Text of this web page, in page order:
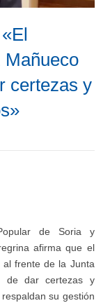
Mañueco
certezas y
de Soria y
afirma que el
al frente de la Junta
de dar certezas y
su gestión